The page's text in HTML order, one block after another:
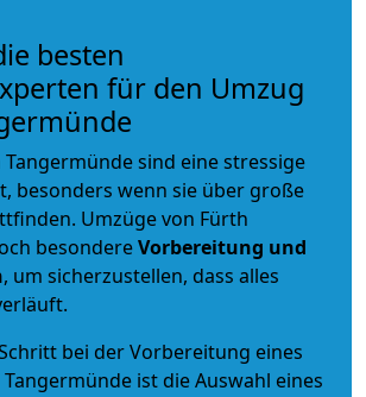
besten
für den Umzug
Tangermünde sind eine stressige
besonders wenn sie über große
Umzüge von Fürth
besondereVorbereitung und
, um sicherzustellen, dass alles
bei der Vorbereitung eines
ist die Auswahl eines